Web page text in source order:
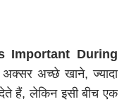
Important During
अक्सर अच्छे खाने, ज्यादा
हैं, लेकिन इसी बीच एक